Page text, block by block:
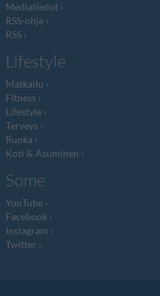
Mediatiedot
RSS-ohje
RSS
Lifestyle
Matkailu
Fitness
Lifestyle
Terveys
Ruoka
Koti & Asuminen
Some
YouTube
Facebook
Instagram
Twitter